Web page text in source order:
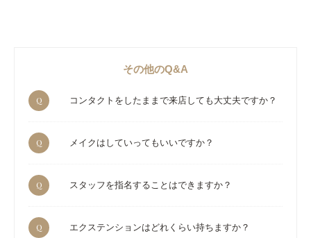
その他のQ&A
Q コンタクトをしたままで来店しても大丈夫ですか？
Q メイクはしていってもいいですか？
Q スタッフを指名することはできますか？
Q エクステンションはどれくらい持ちますか？